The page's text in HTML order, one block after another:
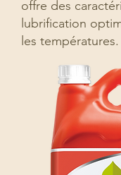
offre des
lubrification
les températures.